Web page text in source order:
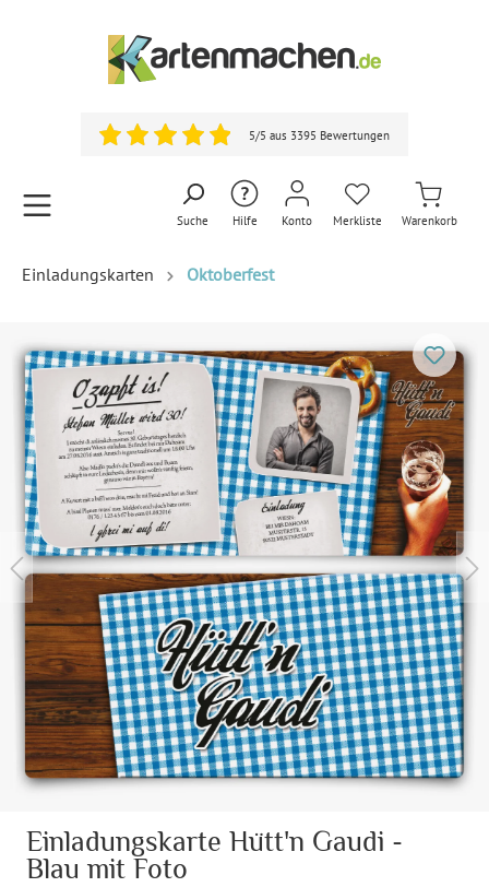
5/5 aus 3395 Bewertungen
Suche Hilfe Konto Merkliste Warenkorb
Einladungskarten Oktoberfest
Einladungskarte Hütt'n Gaudi -
Blau mit Foto